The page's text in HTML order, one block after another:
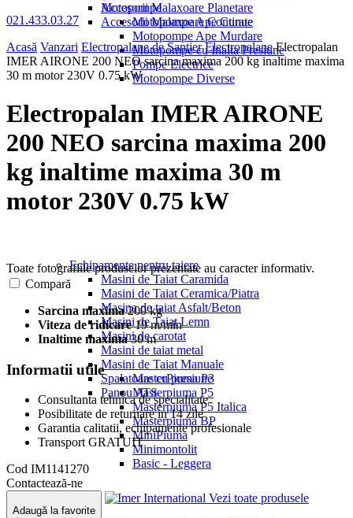
Motopompe
Motopompe Ape Curate
Motopompe Ape Murdare
Motopompe cu Inalta Presiune
Pompe Electrice
Motopompe Diverse
Spalatoare cu presiune
Panou ATS
Accesorii Malaxoare Planetare
Accesorii Malaxoare Continue
Echipamente pentru taiere
Masini de Taiat Caramida
Masini de Taiat Ceramica/Piatra
Masina de taiat Asfalt/Beton
Masini de Taiat Lemn
Masini de carotat
Masini de taiat metal
Masini de Taiat Manuale
MasterPiuma P3
Masterpiuma P5
Masterpiuma P5 Italica
Masterpiuma BP
MiniPiuma
Minimontolit
Basic - Leggera
021.433.03.27
Acasă Vanzari Electropalane de Santier ElectropalaneElectropalan
IMER AIRONE 200 NEO sarcina maxima 200 kg inaltime maxima
30 m motor 230V 0.75 kW
Electropalan IMER AIRONE
200 NEO sarcina maxima 200
kg inaltime maxima 30 m
motor 230V 0.75 kW
Toate fotografiile produselor prezentate au caracter informativ.
Compară
Sarcina maxima 200 kg
Viteza de ridicare 19 m/min
Inaltime maxima 30 m
Informatii utile
Consultanta tehnica de specialitate
Posibilitate de returnare in 14 zile
Garantia calitatii, echipamente profesionale
Transport GRATUIT
Cod IM1141270
Contactează-ne
Adaugă la favorite
Vezi toate produsele